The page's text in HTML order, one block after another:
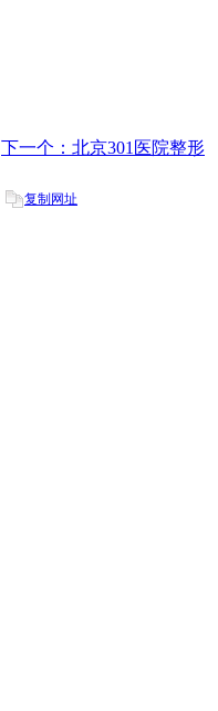
下一个：北京301医院整形
复制网址